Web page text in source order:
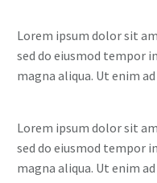
Lorem ipsum dolor sit
sed do eiusmod tempor
magna aliqua. Ut enim ad
Lorem ipsum dolor sit
sed do eiusmod tempor
magna aliqua. Ut enim ad